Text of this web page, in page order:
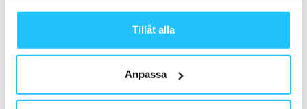
Tillåt alla
Anpassa
kronor per månad, då ingår bland annat; tillgång till alla
Nordic Wellness-klubbar (över 300 st), obegränsat
Padelspel på Nordic Wellness Padel, duschkit från
vägning, frukost måndag till fredag och mycket mer.